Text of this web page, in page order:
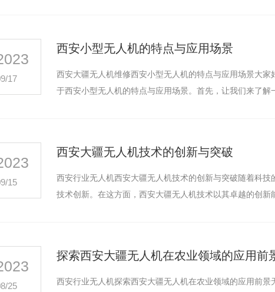
17
西安小型无人机的特点与应用场景
西安大疆无人机维修西安小型无人机的特点与应用场景大
于西安小型无人机的特点与应用场景。首先，让我们来了
15
西安大疆无人机技术的创新与突破
西安行业无人机西安大疆无人机技术的创新与突破随着科
技术创新。在这方面，西安大疆无人机技术以其卓越的创
25
探索西安大疆无人机在农业领域的应用前
西安行业无人机探索西安大疆无人机在农业领域的应用前